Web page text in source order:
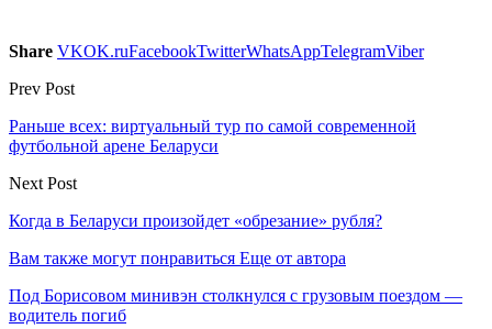
Share VKOK.ruFacebookTwitterWhatsAppTelegramViber
Prev Post
Раньше всех: виртуальный тур по самой современной
футбольной арене Беларуси
Next Post
Когда в Беларуси произойдет «обрезание» рубля?
Вам также могут понравиться Еще от автора
Под Борисовом минивэн столкнулся с грузовым поездом —
водитель погиб